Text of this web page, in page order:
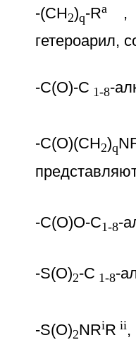
-(CH2)q-Ra,
гетероарил,
-C(O)-C 1-8-
-C(O)(CH 2)q
-С(O)O-C1-8-
-S(O)2-C 1-8-
-S(O)2NRiR ii,